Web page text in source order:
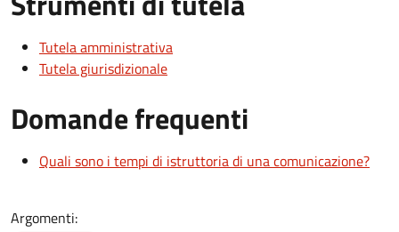
Tutela amministrativa
Tutela giurisdizionale
Domande frequenti
Quali sono i tempi di istruttoria di una comunicazione?
Argomenti: